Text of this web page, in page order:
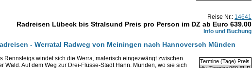
Reise Nr.: 14641
Radreisen Lübeck bis Stralsund Preis pro Person im DZ ab Euro 639.00
Info und Buchung
- Werratal Radweg von Meiningen nach Hannoversch Münden
Termine (Tage) Preis
Rennsteigs windet sich die Werra, malerisch eingezwängt zwischen
Wald. Auf dem Weg zur Drei-Flüsse-Stadt Hann. Münden, wo sie sich